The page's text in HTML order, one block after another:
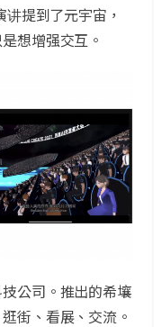
提到了元宇宙，
想增强交互。
公司。推出的希壤
街、看展、交流。